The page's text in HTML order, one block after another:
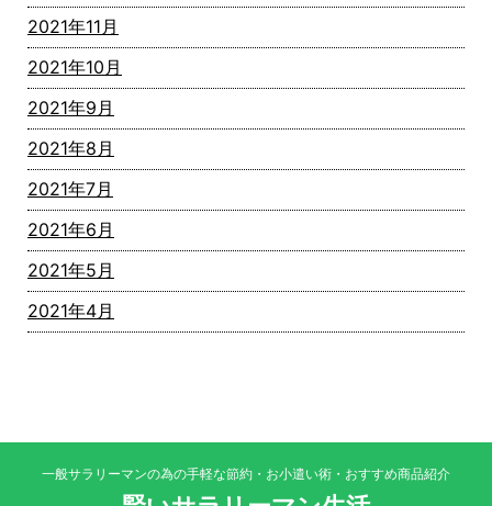
2021年11月
2021年10月
2021年9月
2021年8月
2021年7月
2021年6月
2021年5月
2021年4月
一般サラリーマンの為の手軽な節約・お小遣い術・おすすめ商品紹介